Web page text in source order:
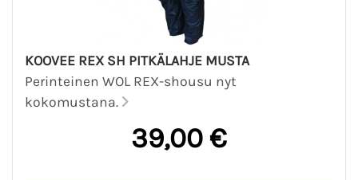
KOOVEE REX SH PITKÄLAHJE MUSTA
Perinteinen WOL REX-shousu nyt
kokomustana.
39,00 €